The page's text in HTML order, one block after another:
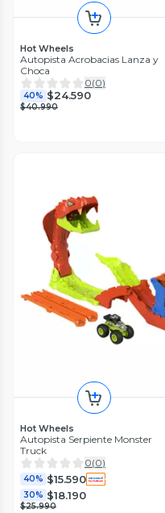
Hot Wheels
Autopista Acrobacias Lanza y
Choca
0(0)
40% $24.590
$40.990
Hot Wheels
Autopista Serpiente Monster
Truck
0(0)
40% $15.590
30% $18.190
$25.990